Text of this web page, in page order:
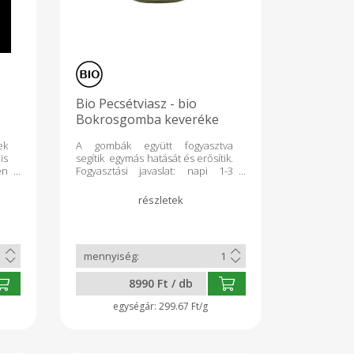
Bio Pecsétviasz - bio
Bokrosgomba keveréke
A gombák együtt fogyasztva
segítik egymás hatását és erősítik.
Fogyasztási javaslat: napi 1-3
teában elkeverve. Tartalmaz: bio
15 g pecsétviaszgomba + bio 15 g
TERMÉK! További információ:
www.gombadr.hu weboldalon.
8990 Ft / db
299.67 Ft/g